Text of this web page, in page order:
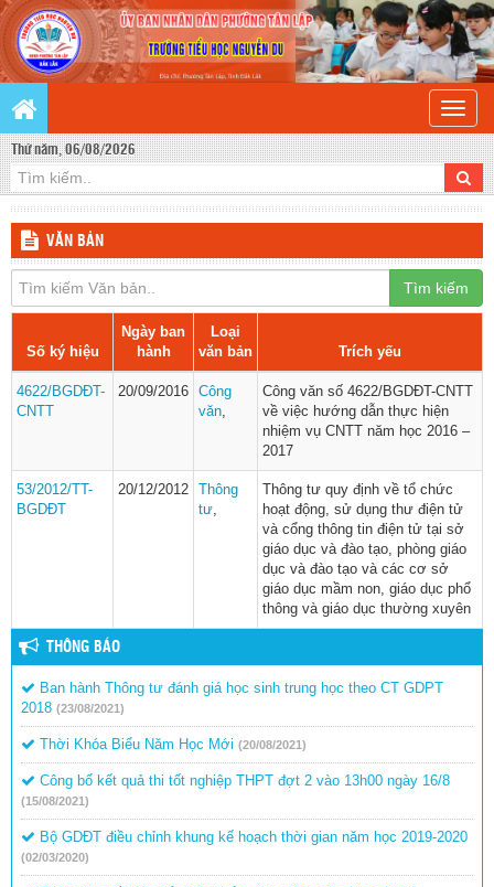
Toggle
Thứ năm, 06/08/2026
VĂN BẢN
Tìm kiếm
Số ký hiệu
Ngày ban
hành
Loại
văn bản
Trích yếu
4622/BGDĐT-
CNTT
20/09/2016 Công
văn
Công văn số 4622/BGDĐT-CNTT
về việc hướng dẫn thực hiện
nhiệm vụ CNTT năm học 2016 –
2017
53/2012/TT-
BGDĐT
20/12/2012 Thông
tư
Thông tư quy định về tổ chức
hoạt động, sử dụng thư điện tử
và cổng thông tin điện tử tại sở
giáo dục và đào tạo, phòng giáo
dục và đào tạo và các cơ sở
giáo dục mầm non, giáo dục phổ
thông và giáo dục thường xuyên
THÔNG BÁO
Ban hành Thông tư đánh giá học sinh trung học theo CT GDPT
2018 (23/08/2021)
Thời Khóa Biểu Năm Học Mới (20/08/2021)
Công bố kết quả thi tốt nghiệp THPT đợt 2 vào 13h00 ngày 16/8
(15/08/2021)
Bộ GDĐT điều chỉnh khung kế hoạch thời gian năm học 2019-2020
(02/03/2020)